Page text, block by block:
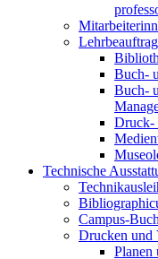
Buch-
Buch-
Druck-
Technische
Campus-
Drucken und
Planen